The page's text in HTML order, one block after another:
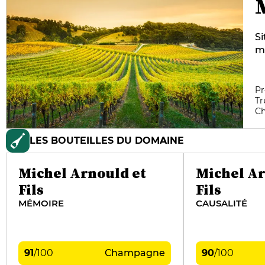
LES BOUTEILLES DU DOMAINE
Michel Arnould et
Fils
MÉMOIRE
91/100 Champagne
Michel
Fils
CAUSALITÉ
90/100